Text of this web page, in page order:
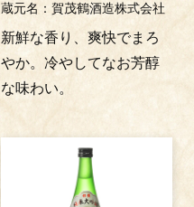
蔵元名：賀茂鶴酒造株式会社
新鮮な香り、爽快でまろ
やか。冷やしてなお芳醇
な味わい。